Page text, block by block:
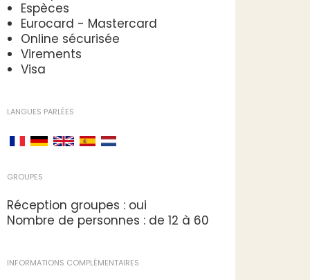
Espèces
Eurocard - Mastercard
Online sécurisée
Virements
Visa
LANGUES PARLÉES
GROUPES
Réception groupes : oui
Nombre de personnes : de 12 à 60
INFORMATIONS COMPLÉMENTAIRES